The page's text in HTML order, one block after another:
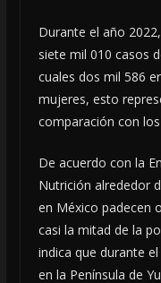
Durante el año
siete mil 010 casos
cuales dos mil 586
mujeres, esto
comparación con
De acuerdo con la
Nutrición alrededor
en México padecen
casi la mitad de la
indica que durante
en la Península de